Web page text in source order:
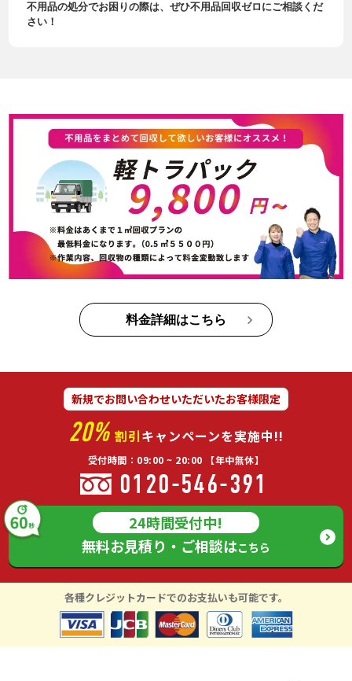
不用品の処分でお困りの際は、ぜひ不用品回収ゼロにご相談くだ
さい！
料金詳細はこちら
新規でお問い合わせいただいたお客様限定
20% 割引キャンペーンを実施中!!
受付時間：09:00 ~ 20:00 【年中無休】
0120-546-391
24時間受付中!
無料お見積り・ご相談はこちら
各種クレジットカードでのお支払いも可能です。